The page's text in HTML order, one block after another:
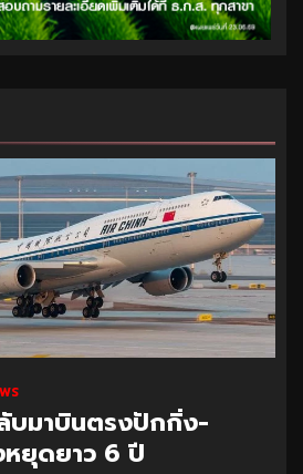
บมาบินตรงปักกิ่ง-
ยุดยาว 6 ปี